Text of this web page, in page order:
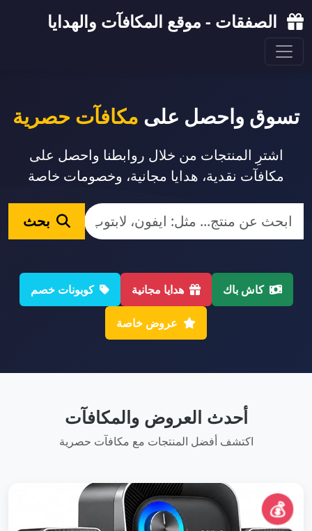
الصفقات - موقع المكافآت والهدايا
تسوق واحصل على مكافآت حصرية
اشترِ المنتجات من خلال روابطنا واحصل على
مكافآت نقدية، هدايا مجانية، وخصومات خاصة
بحث
كاش باك هدايا مجانية كوبونات خصم
عروض خاصة
أحدث العروض والمكافآت
اكتشف أفضل المنتجات مع مكافآت حصرية
💰